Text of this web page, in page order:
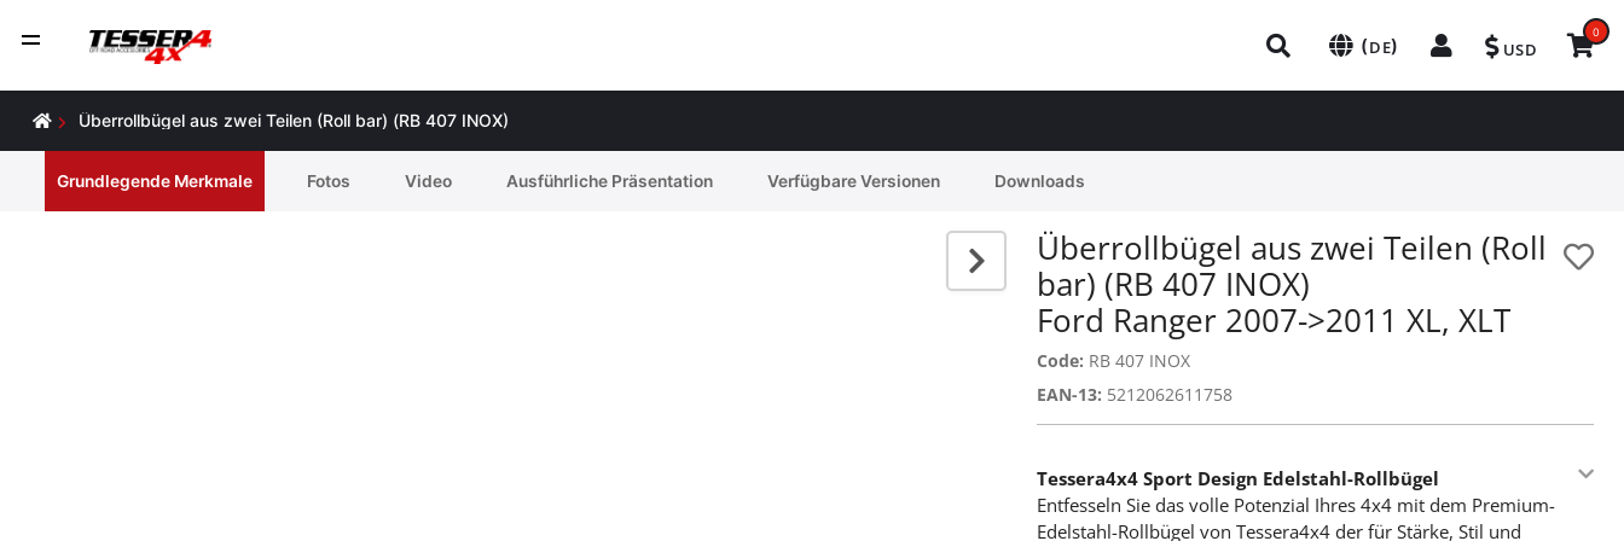
(DE) USD
0
Überrollbügel aus zwei Teilen (Roll bar) (RB 407 INOX)
Grundlegende Merkmale Fotos Video Ausführliche Präsentation Verfügbare Versionen Downloads
Überrollbügel aus zwei Teilen (Roll
bar) (RB 407 INOX)
Ford Ranger 2007->2011 XL, XLT
Code: RB 407 INOX
EAN-13: 5212062611758
Tessera4x4 Sport Design Edelstahl-Rollbügel
Entfesseln Sie das volle Potenzial Ihres 4x4 mit dem Premium-
Edelstahl-Rollbügel von Tessera4x4 der für Stärke, Stil und